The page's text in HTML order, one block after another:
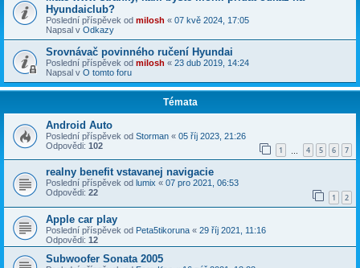
Hyundaiclub?
Poslední příspěvek od milosh « 07 kvě 2024, 17:05
Napsal v Odkazy
Srovnávač povinného ručení Hyundai
Poslední příspěvek od milosh « 23 dub 2019, 14:24
Napsal v O tomto foru
Témata
Android Auto
Poslední příspěvek od Storman « 05 říj 2023, 21:26
Odpovědi: 102 1 4 5 6 7
realny benefit vstavanej navigacie
Poslední příspěvek od lumix « 07 pro 2021, 06:53
Odpovědi: 22 1 2
Apple car play
Poslední příspěvek od Peta5tikoruna « 29 říj 2021, 11:16
Odpovědi: 12
Subwoofer Sonata 2005